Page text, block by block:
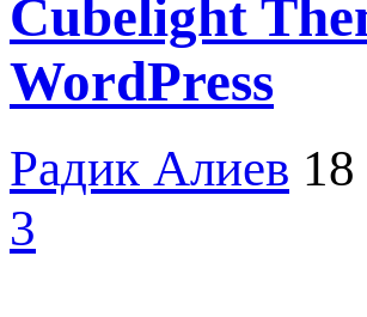
Cubelight
WordPress
Радик Алиев
3